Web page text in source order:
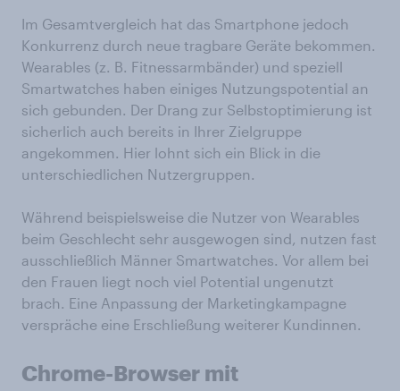
Im Gesamtvergleich hat das Smartphone jedoch
Konkurrenz durch neue tragbare Geräte bekommen.
Wearables (z. B. Fitnessarmbänder) und speziell
Smartwatches haben einiges Nutzungspotential an
sich gebunden. Der Drang zur Selbstoptimierung ist
sicherlich auch bereits in Ihrer Zielgruppe
angekommen. Hier lohnt sich ein Blick in die
unterschiedlichen Nutzergruppen.
Während beispielsweise die Nutzer von Wearables
beim Geschlecht sehr ausgewogen sind, nutzen fast
ausschließlich Männer Smartwatches. Vor allem bei
den Frauen liegt noch viel Potential ungenutzt
brach. Eine Anpassung der Marketingkampagne
verspräche eine Erschließung weiterer Kundinnen.
Chrome-Browser mit